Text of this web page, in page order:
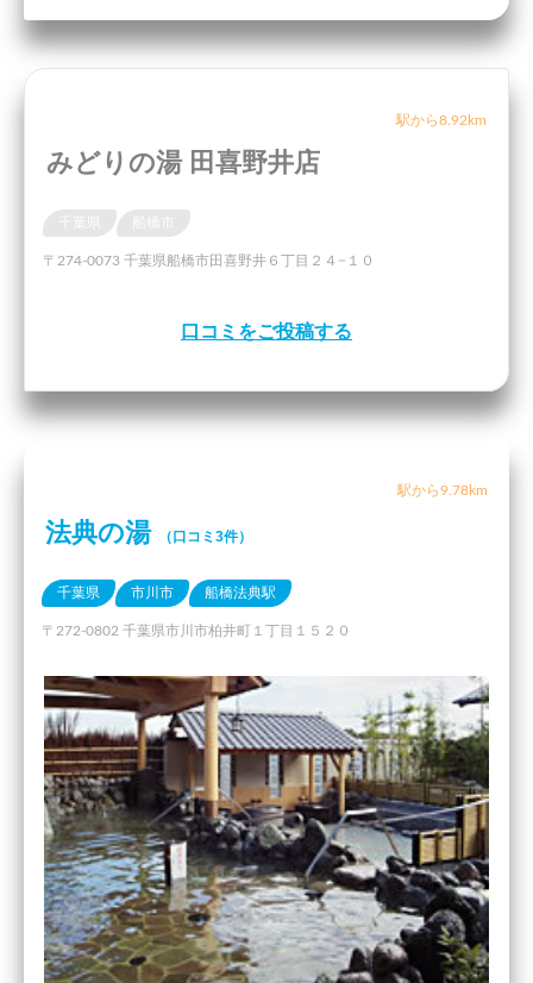
駅から8.92km
みどりの湯 田喜野井店
千葉県
〒274-0073 千葉県船橋市田喜野井６丁目２４−１０
口コミをご投稿する
駅から9.78km
法典の湯 （口コミ3件）
千葉県 市川市 船橋法典駅
〒272-0802 千葉県市川市柏井町１丁目１５２０